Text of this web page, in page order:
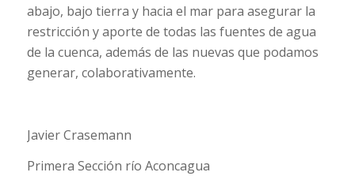
abajo, bajo tierra y hacia el mar para asegurar la
restricción y aporte de todas las fuentes de agua
de la cuenca, además de las nuevas que podamos
generar, colaborativamente.
Javier Crasemann
Primera Sección río Aconcagua